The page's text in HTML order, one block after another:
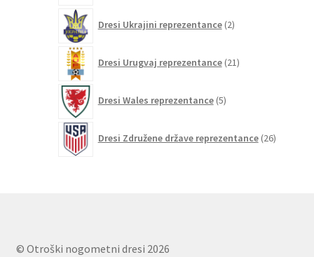
Dresi Ukrajini reprezentance 2izdelka
Dresi Urugvaj reprezentance 21izdelkov
Dresi Wales reprezentance 5izdelkov
Dresi Združene države reprezentance 26izdelkov
© Otroški nogometni dresi 2026